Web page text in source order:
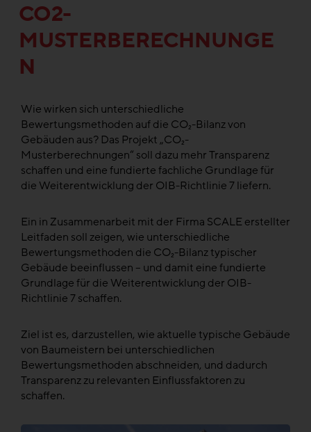
CO2-
MUSTERBERECHNUNGE
N
Wie wirken sich unterschiedliche
Bewertungsmethoden auf die CO₂-Bilanz von
Gebäuden aus? Das Projekt „CO₂-
Musterberechnungen“ soll dazu mehr Transparenz
schaffen und eine fundierte fachliche Grundlage für
die Weiterentwicklung der OIB-Richtlinie 7 liefern.
Ein in Zusammenarbeit mit der Firma SCALE erstellter
Leitfaden soll zeigen, wie unterschiedliche
Bewertungsmethoden die CO₂-Bilanz typischer
Gebäude beeinflussen – und damit eine fundierte
Grundlage für die Weiterentwicklung der OIB-
Richtlinie 7 schaffen.
Ziel ist es, darzustellen, wie aktuelle typische Gebäude
von Baumeistern bei unterschiedlichen
Bewertungsmethoden abschneiden, und dadurch
Transparenz zu relevanten Einflussfaktoren zu
schaffen.